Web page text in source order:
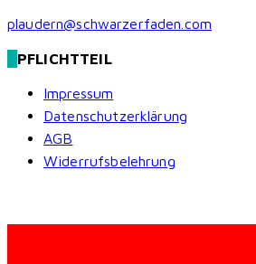
plaudern@schwarzerfaden.com
PFLICHTTEIL
Impressum
Datenschutzerklärung
AGB
Widerrufsbelehrung